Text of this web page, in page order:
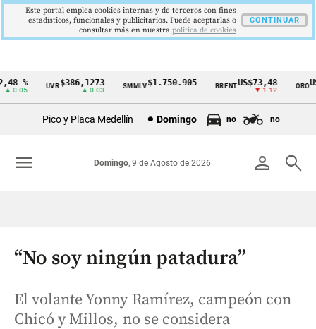
Cintillo
Colombia
% UVR$386,1273
▲ 0.03
SMMLV$1.750.905 BRENTUS$73,48
▼ 1.12
ORO
Pico y Placa Medellín Domingo no no
person search
Domingo, 9 de Agosto de 2026
menu
“No soy ningún patadura”
El volante Yonny Ramírez, campeón con
Chicó y Millos, no se considera
Este portal emplea cookies internas y de terceros con fines
estadísticos, funcionales y publicitarios. Puede aceptarlas o
consultar más en nuestra politica de cookies
CONTINUAR